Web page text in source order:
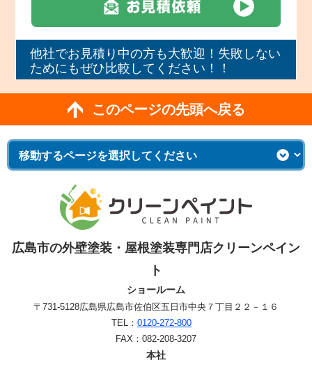
他社でお見積り中の方も大歓迎！失敗しない
ためにもぜひ比較してください！！
このページの先頭へ戻る
広島市の外壁塗装・屋根塗装専門店クリーンペイン
ト
ショールーム
〒731-5128広島県広島市佐伯区五日市中央７丁目２２－１６
TEL： 0120-272-800
FAX：082-208-3207
本社